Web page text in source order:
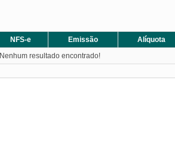
NFS-e Emissão Alíquota
Nenhum resultado encontrado!